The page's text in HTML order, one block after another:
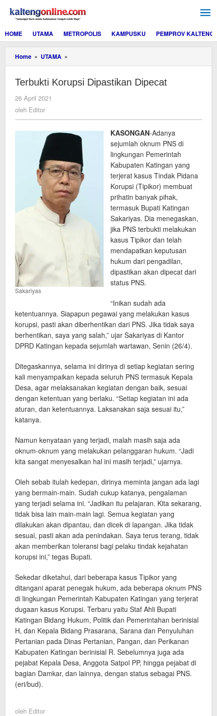
konten
HOME
UTAMA METROPOLIS KAMPUSKU PEMPROV KALTENG
Home » UTAMA »
Korupsi
Dipecat
Terbukti Korupsi Dipastikan Dipecat
26 April 2021
oleh Editor
Sakariyas
KASONGAN-Adanya
sejumlah oknum PNS di
lingkungan Pemerintah
Kabupaten Katingan yang
terjerat kasus Tindak Pidana
Korupsi (Tipikor) membuat
prihatin banyak pihak,
termasuk Bupati Katingan
Sakariyas. Dia menegaskan,
jika PNS terbukti melakukan
kasus Tipikor dan telah
mendapatkan keputusan
hukum dari pengadilan,
dipastikan akan dipecat dari
status PNS.
“Inikan sudah ada
ketentuannya. Siapapun pegawai yang melakukan kasus
korupsi, pasti akan diberhentikan dari PNS. Jika tidak saya
berhentikan, saya yang salah,” ujar Sakariyas di Kantor
DPRD Katingan kepada sejumlah wartawan, Senin (26/4).
Ditegaskannya, selama ini dirinya di setiap kegiatan sering
kali menyampaikan kepada seluruh PNS termasuk Kepala
Desa, agar melaksanakan kegiatan dengan baik, sesuai
dengan ketentuan yang berlaku. “Setiap kegiatan ini ada
aturan, dan ketentuannya. Laksanakan saja sesuai itu,”
katanya.
Namun kenyataan yang terjadi, malah masih saja ada
oknum-oknum yang melakukan pelanggaran hukum. “Jadi
kita sangat menyesalkan hal ini masih terjadi,” ujarnya.
Oleh sebab itulah kedepan, dirinya meminta jangan ada lagi
yang bermain-main. Sudah cukup katanya, pengalaman
yang terjadi selama ini. “Jadikan itu pelajaran. Kita sekarang,
tidak bisa lain main-main lagi. Semua kegiatan yang
dilakukan akan dipantau, dan dicek di lapangan. Jika tidak
sesuai, pasti akan ada penindakan. Saya terus terang, tidak
akan memberikan toleransi bagi pelaku tindak kejahatan
korupsi ini,” tegas Bupati.
Sekedar diketahui, dari beberapa kasus Tipikor yang
ditangani aparat penegak hukum, ada beberapa oknum PNS
di lingkungan Pemerintah Kabupaten Katingan yang terjerat
dugaan kasus Korupsi. Terbaru yaitu Staf Ahli Bupati
Katingan Bidang Hukum, Politik dan Pemerintahan berinisial
H, dan Kepala Bidang Prasarana, Sarana dan Penyuluhan
Pertanian pada Dinas Pertanian, Pangan, dan Perikanan
Kabupaten Katingan berinisial R. Sebelumnya juga ada
pejabat Kepala Desa, Anggota Satpol PP, hingga pejabat di
bagian Damkar, dan lainnya, dengan status sebagai PNS.
(eri/bud).
oleh Editor